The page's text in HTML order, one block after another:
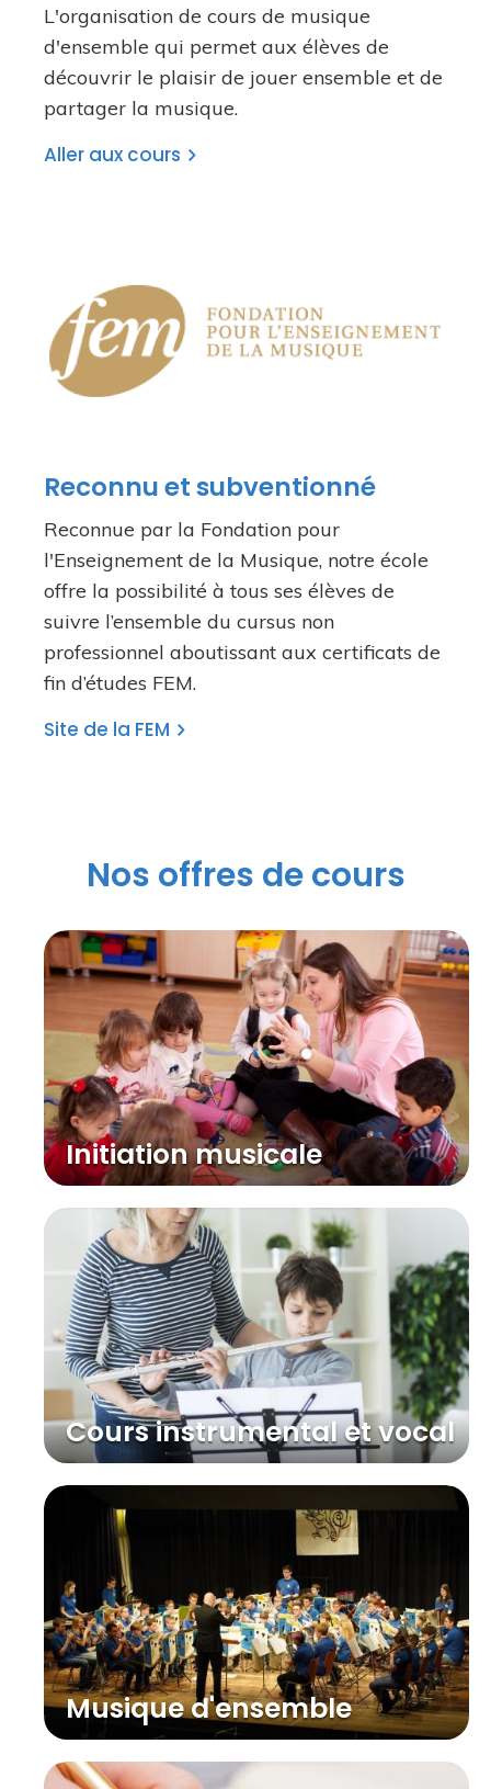
L'organisation de cours de musique
d'ensemble qui permet aux élèves de
découvrir le plaisir de jouer ensemble et de
partager la musique.
Aller aux cours
Reconnu et subventionné
Reconnue par la Fondation pour
l'Enseignement de la Musique, notre école
offre la possibilité à tous ses élèves de
suivre l’ensemble du cursus non
professionnel aboutissant aux certificats de
fin d’études FEM.
Site de la FEM
Nos offres de cours
Initiation musicale
Cours instrumental et vocal
Musique d'ensemble